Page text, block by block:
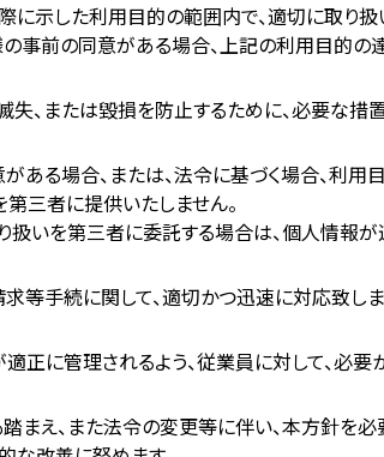
に示した利用目的の範囲内で、適切に取り
事前の同意がある場合、上記の利用目的
失、または毀損を防止するために、必要な
ある場合、または、法令に基づく場合、
三者に提供いたしません。
扱いを第三者に委託する場合は、個人情報
等手続に関して、適切かつ迅速に対応致しま
正に管理されるよう、従業員に対して、必要
まえ、また法令の変更等に伴い、本方針を